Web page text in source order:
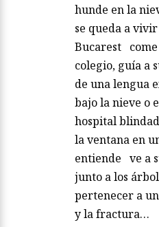
hunde en la
se queda a
Bucarest
colegio, guía a
de una lengua
bajo la nieve o
hospital
la ventana en
entiende ve a
junto a los
pertenecer a
y la fractura…